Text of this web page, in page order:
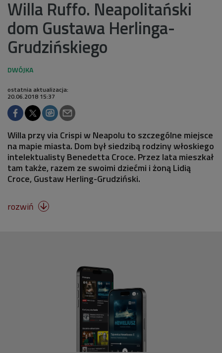
Willa Ruffo. Neapolitański
dom Gustawa Herlinga-
Grudzińskiego
ostatnia aktualizacja:
20.06.2018 15:37
Willa przy via Crispi w Neapolu to szczególne miejsce
na mapie miasta. Dom był siedzibą rodziny włoskiego
intelektualisty Benedetta Croce. Przez lata mieszkał
tam także, razem ze swoimi dziećmi i żoną Lidią
Croce, Gustaw Herling-Grudziński.
rozwiń 